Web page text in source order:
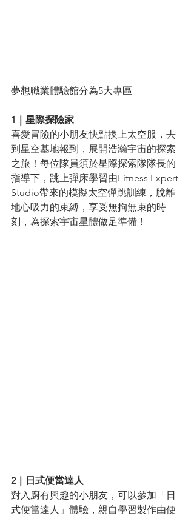
夢想職業體驗館分為5大專區 -
1｜星際探險家
喜愛冒險的小朋友快點換上太空服，去
到星空基地報到，展開浩瀚宇宙的探索
之旅！每位隊員須於星際探索隊隊長的
指導下，跳上彈床學習由Fitness Expert
Studio帶來的模擬太空彈跳訓練，脫離
地心吸力的束縛，享受無拘無束的時
刻，為探索宇宙星體做足準備！
2｜日式便當達人
對入廚有興趣的小朋友，可以參加「日
式便當達人」體驗，親自學習製作由便